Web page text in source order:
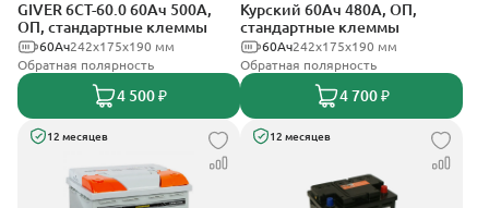
GIVER 6СТ-60.0 60Ач 500А,
ОП, стандартные клеммы
242х175х190 мм
60Ач
Обратная полярность
4 500 ₽
Курский 60Ач 480А, ОП,
стандартные клеммы
242x175x190 мм
60Ач
Обратная полярность
4 700 ₽
12 месяцев 12 месяцев